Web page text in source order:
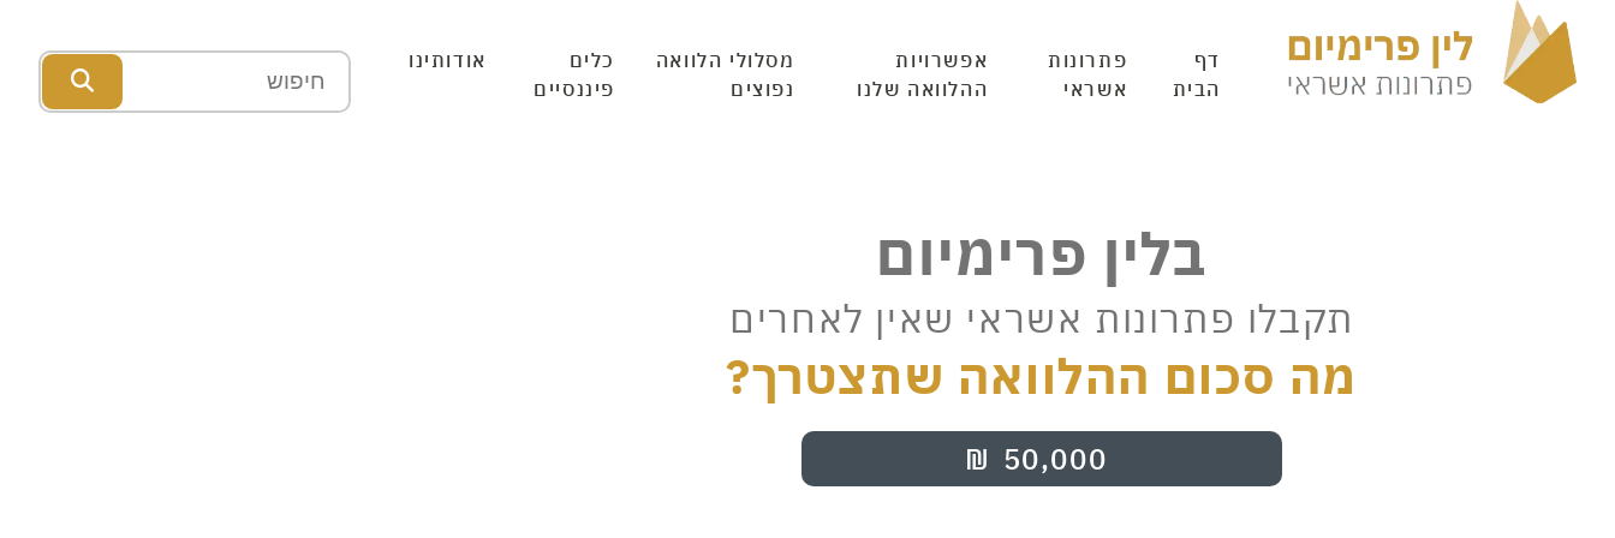
דף
הבית
פתרונות
אשראי
אפשרויות
ההלוואה שלנו
מסלולי הלוואה
נפוצים
כלים
פיננסיים
אודותינו
בלין פרימיום
תקבלו פתרונות אשראי שאין לאחרים
מה סכום ההלוואה שתצטרך?
50,000
₪